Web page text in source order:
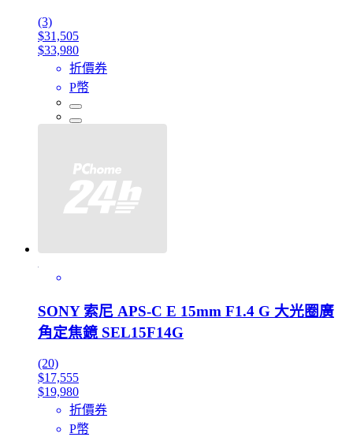
(3)
$31,505
$33,980
折價券
P幣
SONY 索尼 APS-C E 15mm F1.4 G 大光圈廣
角定焦鏡 SEL15F14G
(20)
$17,555
$19,980
折價券
P幣